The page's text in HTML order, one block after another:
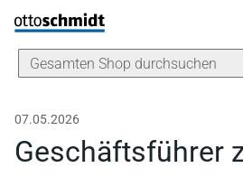
Direkt zum Inhalt
07.05.2026
Geschäftsführer